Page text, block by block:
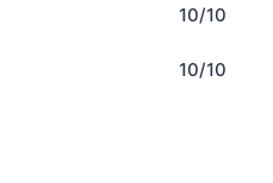
10/10
10/10